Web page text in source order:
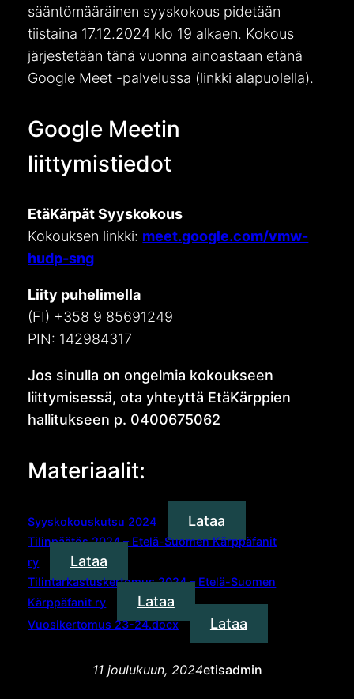
sääntömääräinen syyskokous pidetään
tiistaina 17.12.2024 klo 19 alkaen. Kokous
järjestetään tänä vuonna ainoastaan etänä
Google Meet -palvelussa (linkki alapuolella).
Google Meetin
liittymistiedot
EtäKärpät Syyskokous
Kokouksen linkki: meet.google.com/vmw-
hudp-sng
Liity puhelimella
(FI) +358 9 85691249
PIN: 142984317
Jos sinulla on ongelmia kokoukseen
liittymisessä, ota yhteyttä EtäKärppien
hallitukseen p. 0400675062
Materiaalit:
Syyskokouskutsu 2024 Lataa
Tilinpäätös 2024 – Etelä-Suomen Kärppäfanit
ry
Lataa
Tilintarkastuskertomus 2024 – Etelä-Suomen
Kärppäfanit ry
Lataa
Vuosikertomus 23-24.docx Lataa
11 joulukuun, 2024etisadmin